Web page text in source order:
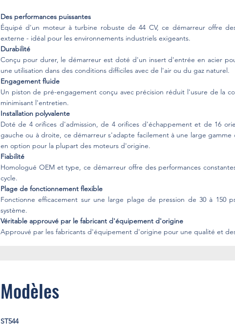
Des performances puissantes
Équipé d'un moteur à turbine robuste de 44 CV, ce démarreur offre
externe - idéal pour les environnements industriels exigeants.
Durabilité
Conçu pour durer, le démarreur est doté d'un insert d'entrée en acier
une utilisation dans des conditions difficiles avec de l'air ou du gaz naturel.
Engagement fluide
Un piston de pré-engagement conçu avec précision réduit l'usure de la
minimisant l'entretien.
Installation polyvalente
Doté de 4 orifices d'admission, de 4 orifices d'échappement et de 16
gauche ou à droite, ce démarreur s'adapte facilement à une large
en option pour la plupart des moteurs d'origine.
Fiabilité
Homologué OEM et type, ce démarreur offre des performances
cycle.
Plage de fonctionnement flexible
Fonctionne efficacement sur une large plage de pression de 30 à 150
système.
Véritable approuvé par le fabricant d'équipement d'origine
Approuvé par les fabricants d'équipement d'origine pour une qualité et
Modèles
ST544